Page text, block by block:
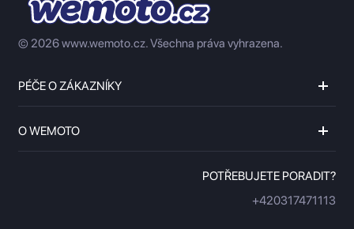
© 2026 www.wemoto.cz.Všechna práva vyhrazena.
PÉČE O ZÁKAZNÍKY
O WEMOTO
POTŘEBUJETE PORADIT?
+420317471113